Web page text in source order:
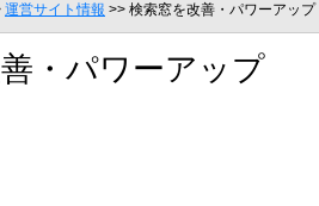
運営サイト情報 >> 検索窓を改善・パワーアップ
・パワーアップ